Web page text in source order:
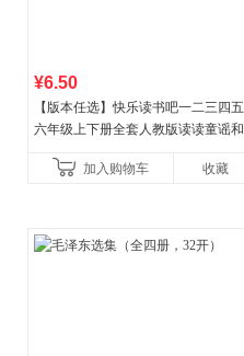
¥6.50
【版本任选】快乐读书吧一二三四五
六年级上下册全套人教版读读童谣和
古代寓言安徒生童话学生阅
加入购物车 收藏